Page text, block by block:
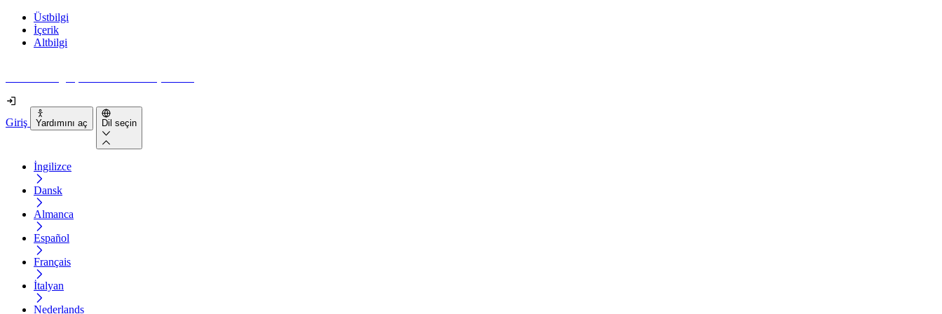
Üstbilgi
İçerik
Altbilgi
Giriş Yardımını aç Dil seçin
İngilizce
Dansk
Almanca
Español
Français
İtalyan
Nederlands